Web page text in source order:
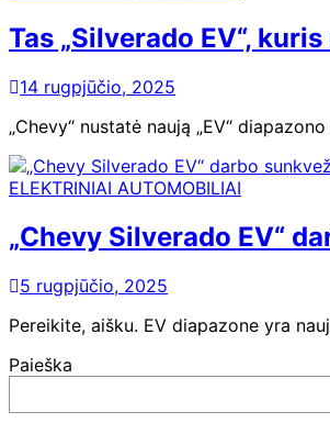
Tas „Silverado EV“,
14 rugpjūčio, 2025
„Chevy“ nustatė naują „EV“
ELEKTRINIAI AUTOMOBILIAI
„Chevy Silverado EV“
5 rugpjūčio, 2025
Pereikite, aišku. EV diapazone yra
Paieška